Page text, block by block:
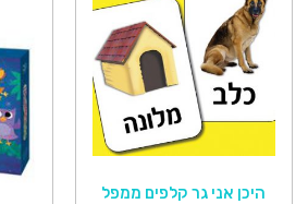
היכן אני גר קלפים ממפל